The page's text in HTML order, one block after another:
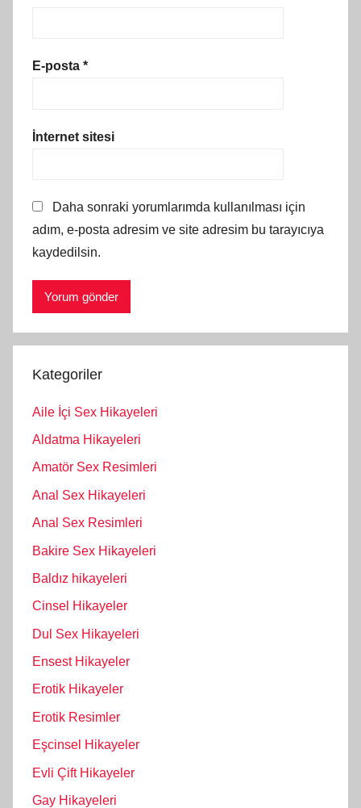
E-posta *
İnternet sitesi
Daha sonraki yorumlarımda kullanılması için
adım, e-posta adresim ve site adresim bu tarayıcıya
kaydedilsin.
Kategoriler
Aile İçi Sex Hikayeleri
Aldatma Hikayeleri
Amatör Sex Resimleri
Anal Sex Hikayeleri
Anal Sex Resimleri
Bakire Sex Hikayeleri
Baldız hikayeleri
Cinsel Hikayeler
Dul Sex Hikayeleri
Ensest Hikayeler
Erotik Hikayeler
Erotik Resimler
Eşcinsel Hikayeler
Evli Çift Hikayeler
Gay Hikayeleri